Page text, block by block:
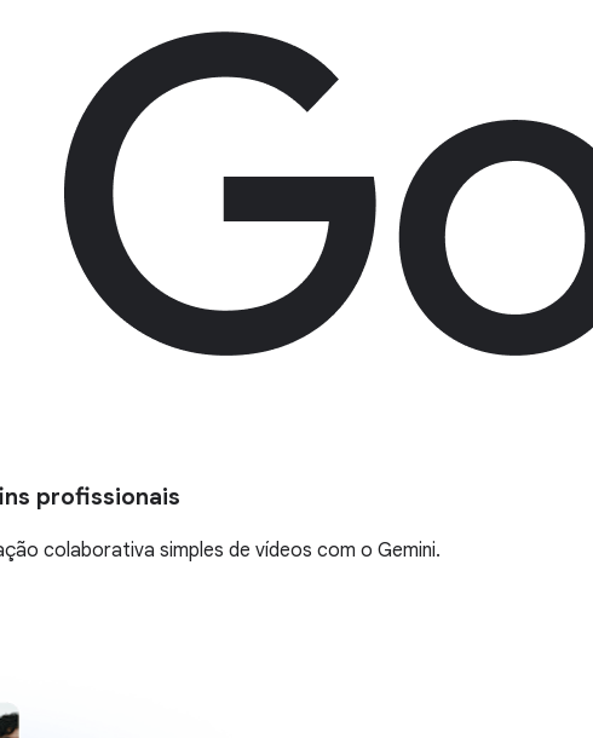
profissionais
colaborativa simples de vídeos com o Gemini.